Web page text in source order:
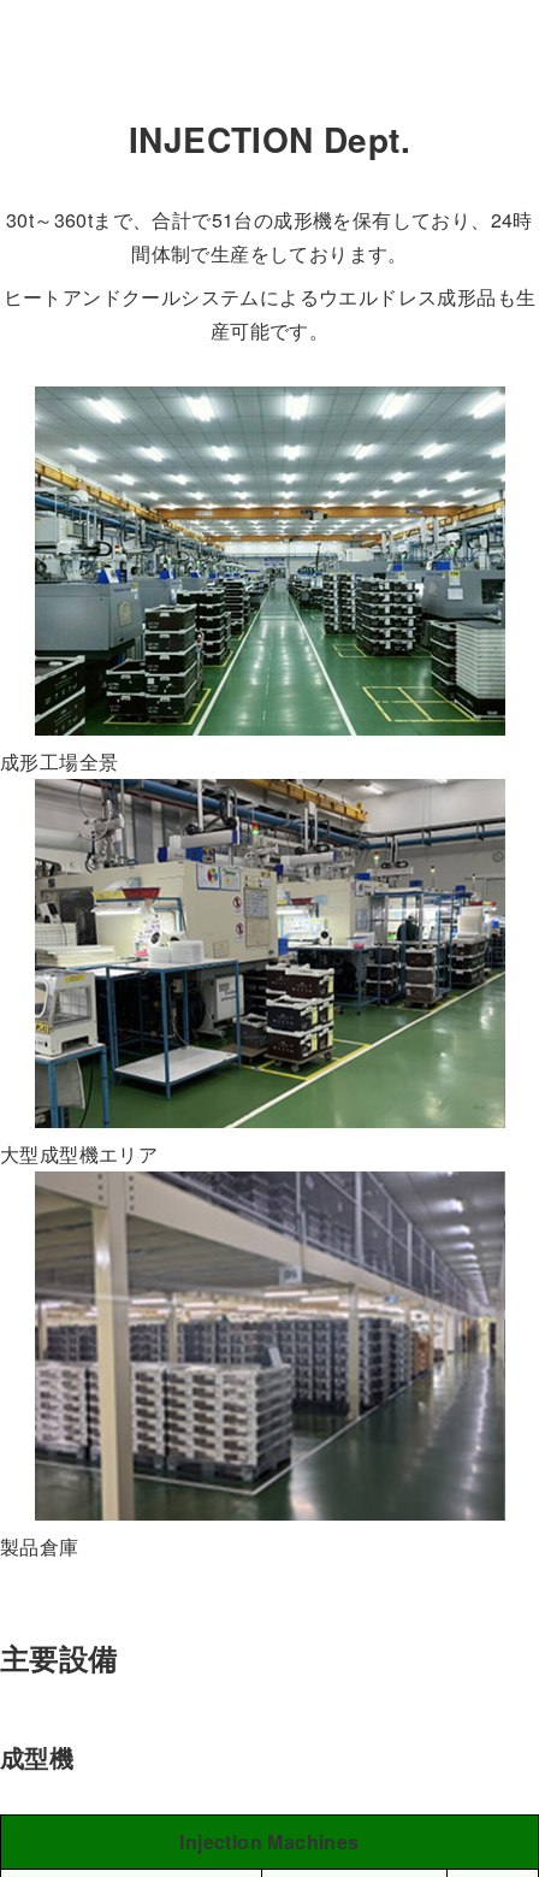
INJECTION Dept.
30t～360tまで、合計で51台の成形機を保有しており、24時
間体制で生産をしております。
ヒートアンドクールシステムによるウエルドレス成形品も生
産可能です。
成形工場全景
大型成型機エリア
製品倉庫
主要設備
成型機
Injection Machines